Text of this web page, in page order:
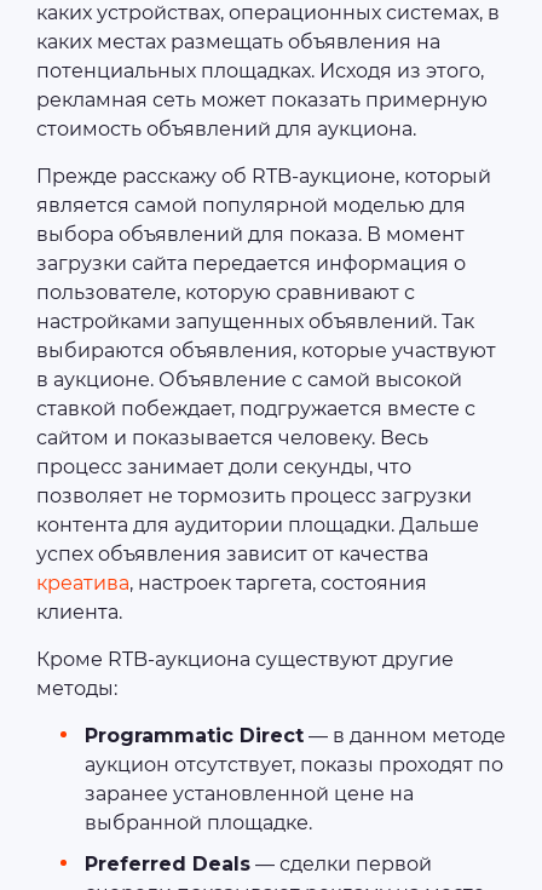
каких устройствах, операционных системах, в
каких местах размещать объявления на
потенциальных площадках. Исходя из этого,
рекламная сеть может показать примерную
стоимость объявлений для аукциона.
Прежде расскажу об RTB-аукционе, который
является самой популярной моделью для
выбора объявлений для показа. В момент
загрузки сайта передается информация о
пользователе, которую сравнивают с
настройками запущенных объявлений. Так
выбираются объявления, которые участвуют
в аукционе. Объявление с самой высокой
ставкой побеждает, подгружается вместе с
сайтом и показывается человеку. Весь
процесс занимает доли секунды, что
позволяет не тормозить процесс загрузки
контента для аудитории площадки. Дальше
успех объявления зависит от качества
креатива, настроек таргета, состояния
клиента.
Кроме RTB-аукциона существуют другие
методы:
Programmatic Direct — в данном методе
аукцион отсутствует, показы проходят по
заранее установленной цене на
выбранной площадке.
Preferred Deals — сделки первой